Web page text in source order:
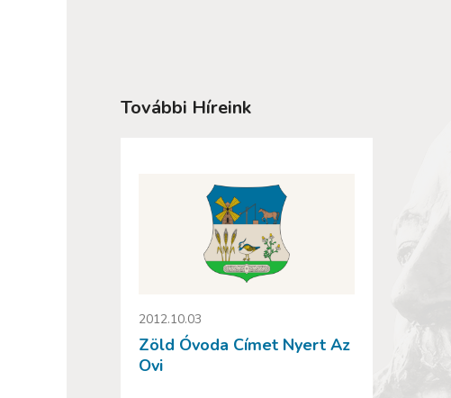
További Híreink
2012.10.03
Zöld Óvoda Címet Nyert Az
Ovi